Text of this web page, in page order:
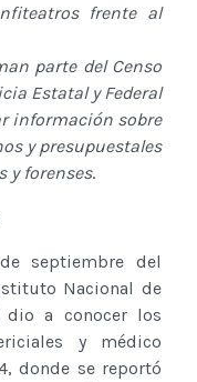
frente al
parte del Censo
Estatal y Federal
información sobre
y presupuestales
y forenses.
septiembre del
Nacional de
dio a conocer los
y médico
donde se reportó